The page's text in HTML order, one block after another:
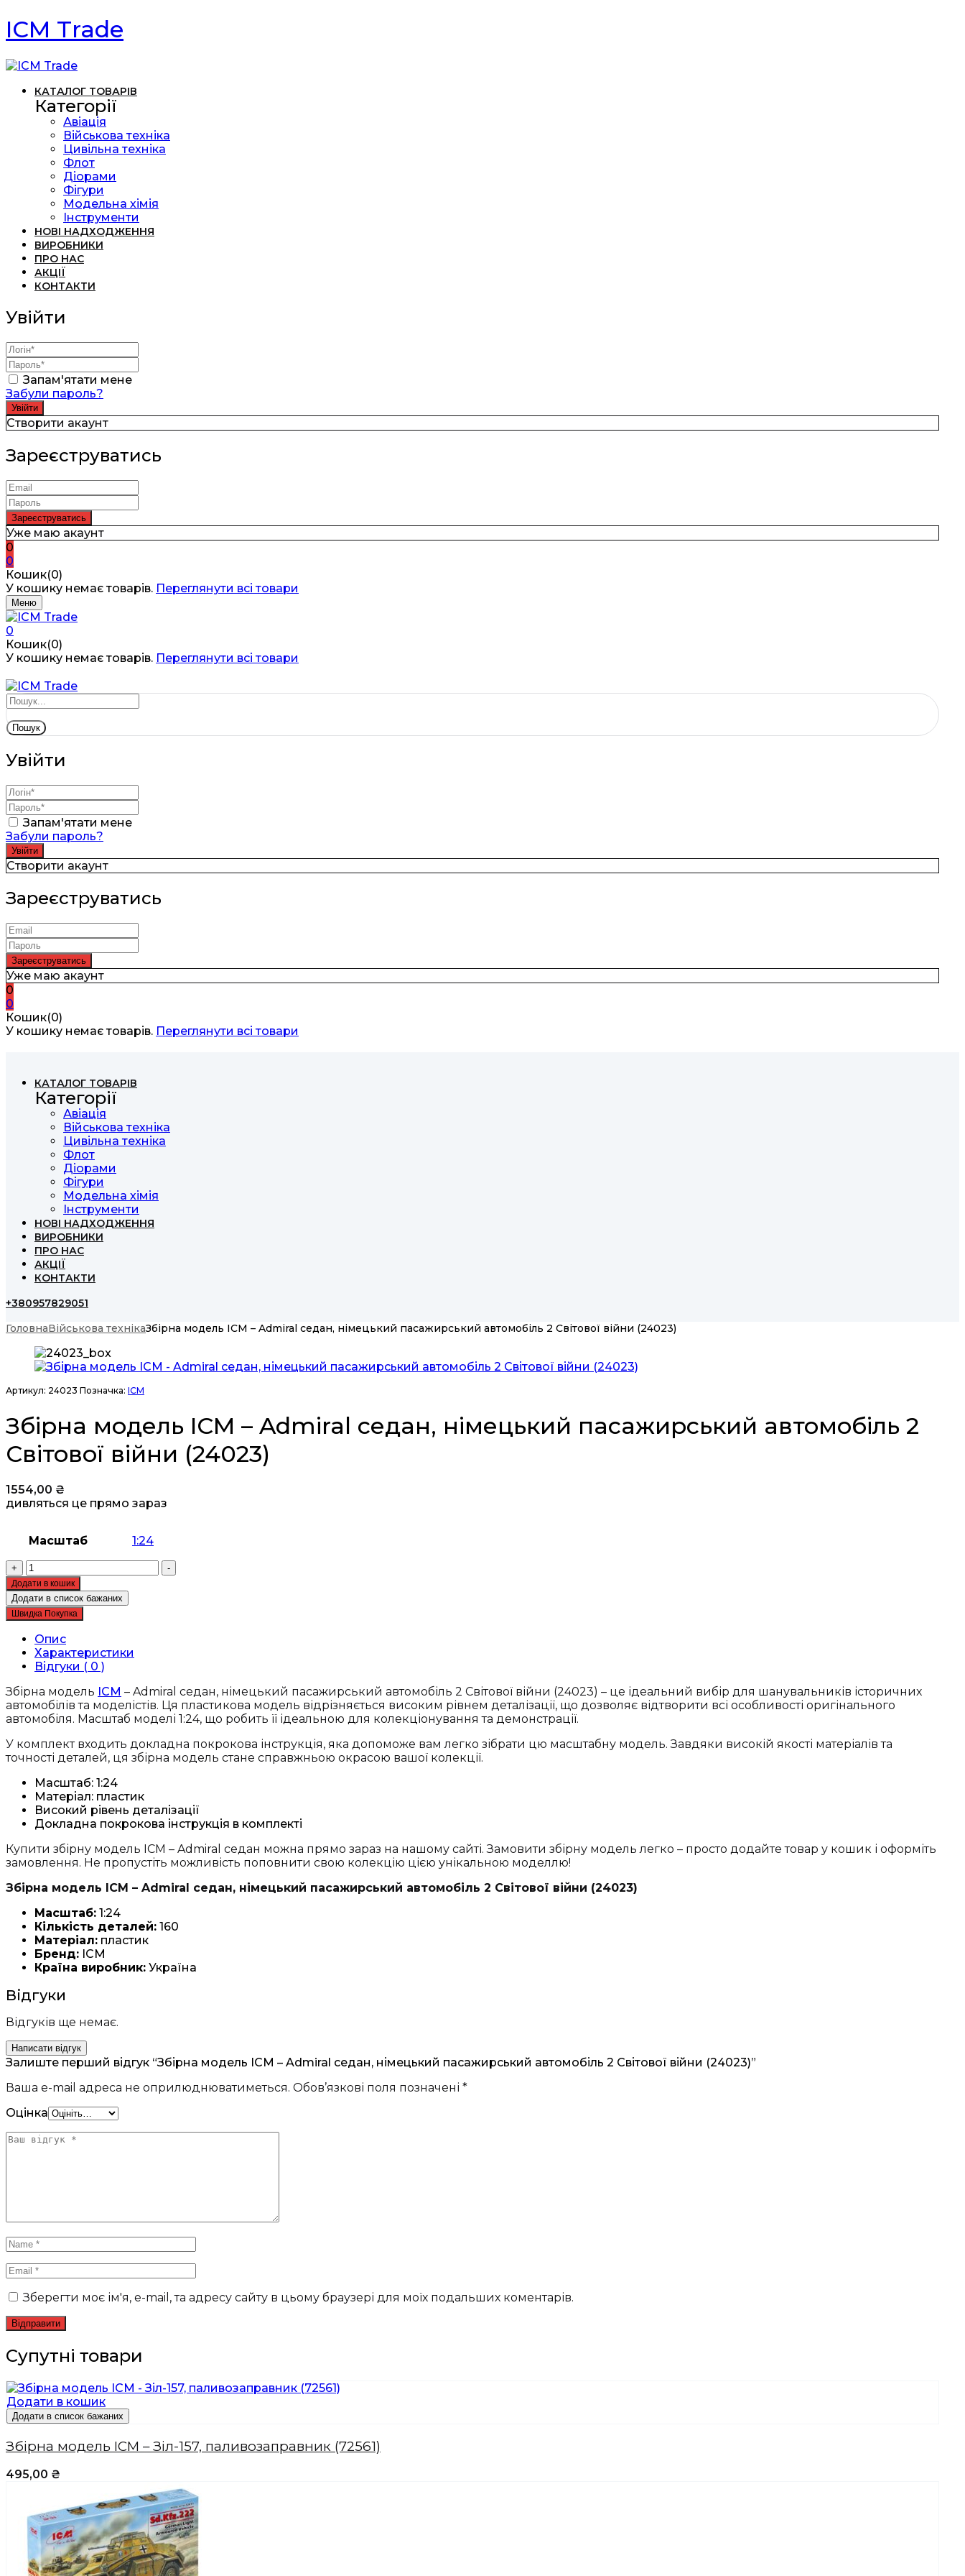
ICM Trade
КАТАЛОГ ТОВАРІВ
Категорії
Авіація
Військова техніка
Цивільна техніка
Флот
Діорами
Фігури
Модельна хімія
Інструменти
НОВІ НАДХОДЖЕННЯ
ВИРОБНИКИ
ПРО НАС
АКЦІЇ
КОНТАКТИ
Увійти
Запам'ятати мене
Забули пароль?
Створити акаунт
Зареєструватись
Уже маю акаунт
0
0
Кошик(0)
У кошику немає товарів. Переглянути всі товари
Меню
0
Кошик(0)
У кошику немає товарів. Переглянути всі товари
Пошук
Увійти
Запам'ятати мене
Забули пароль?
Створити акаунт
Зареєструватись
Уже маю акаунт
0
0
Кошик(0)
У кошику немає товарів. Переглянути всі товари
КАТАЛОГ ТОВАРІВ
Категорії
Авіація
Військова техніка
Цивільна техніка
Флот
Діорами
Фігури
Модельна хімія
Інструменти
НОВІ НАДХОДЖЕННЯ
ВИРОБНИКИ
ПРО НАС
АКЦІЇ
КОНТАКТИ
+380957829051
ГоловнаВійськова технікаЗбірна модель ICM – Admiral седан, німецький пасажирський автомобіль 2 Світової війни (24023)
Артикул: 24023 Позначка: ICM
Збірна модель ICM – Admiral седан, німецький пасажирський автомобіль 2
Світової війни (24023)
1554,00 ₴
дивляться це прямо зараз
Масштаб 1:24
+
Збірна
модель
ICM
-
Admiral
седан,
німецький
пасажирський
автомобіль
2
Світової
війни
кількість
-
Додати в кошик
Додати в список бажаних
Швидка Покупка
Опис
Характеристики
Відгуки ( 0 )
Збірна модель ICM – Admiral седан, німецький пасажирський автомобіль 2 Світової війни (24023) – це ідеальний вибір для шанувальників історичних
автомобілів та моделістів. Ця пластикова модель відрізняється високим рівнем деталізації, що дозволяє відтворити всі особливості оригінального
автомобіля. Масштаб моделі 1:24, що робить її ідеальною для колекціонування та демонстрації.
У комплект входить докладна покрокова інструкція, яка допоможе вам легко зібрати цю масштабну модель. Завдяки високій якості матеріалів та
точності деталей, ця збірна модель стане справжньою окрасою вашої колекції.
Масштаб: 1:24
Матеріал: пластик
Високий рівень деталізації
Докладна покрокова інструкція в комплекті
Купити збірну модель ICM – Admiral седан можна прямо зараз на нашому сайті. Замовити збірну модель легко – просто додайте товар у кошик і оформіть
замовлення. Не пропустіть можливість поповнити свою колекцію цією унікальною моделлю!
Збірна модель ICM – Admiral седан, німецький пасажирський автомобіль 2 Світової війни (24023)
Масштаб: 1:24
Кількість деталей: 160
Матеріал: пластик
Бренд: ICM
Країна виробник: Україна
Відгуки
Відгуків ще немає.
Написати відгук
Залиште перший відгук “Збірна модель ICM – Admiral седан, німецький пасажирський автомобіль 2 Світової війни (24023)”
Ваша e-mail адреса не оприлюднюватиметься. Обов’язкові поля позначені *
Оцінка
Зберегти моє ім'я, e-mail, та адресу сайту в цьому браузері для моїх подальших коментарів.
Супутні товари
Додати в кошик
Додати в список бажаних
Збірна модель ICM – Зіл-157, паливозаправник (72561)
495,00 ₴